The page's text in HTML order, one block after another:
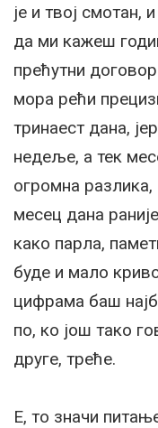
је и твој
да ми кажеш
прећутни
мора рећи
тринаест дана,
недеље, а тек
огромна разлика,
месец дана
како парла,
буде и мало
цифрама баш
по, ко још тако
друге, треће.
Е, то значи